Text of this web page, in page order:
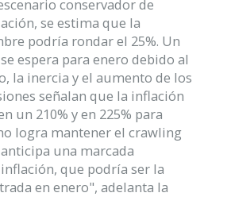
conservador de
se estima que la
podría rondar el 25%. Un
espera para enero debido al
la inercia y el aumento de los
señalan que la inflación
un 210% y en 225% para
logra mantener el crawling
una marcada
que podría ser la
en enero", adelanta la